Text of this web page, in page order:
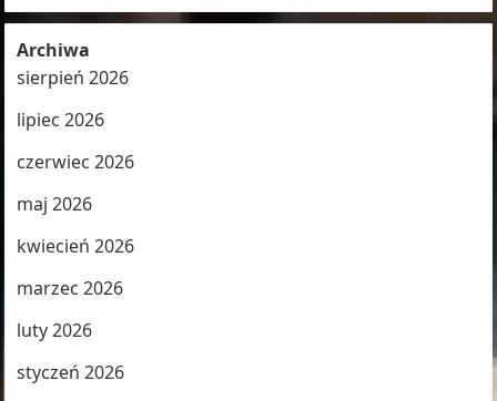
Archiwa
sierpień 2026
lipiec 2026
czerwiec 2026
maj 2026
kwiecień 2026
marzec 2026
luty 2026
styczeń 2026